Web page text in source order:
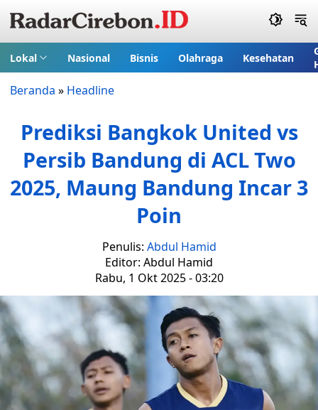
Lokal Nasional Bisnis Olahraga Kesehatan
Beranda » Headline
Prediksi Bangkok United vs
Persib Bandung di ACL Two
2025, Maung Bandung Incar 3
Poin
Penulis: Abdul Hamid
Editor: Abdul Hamid
Rabu, 1 Okt 2025 - 03:20